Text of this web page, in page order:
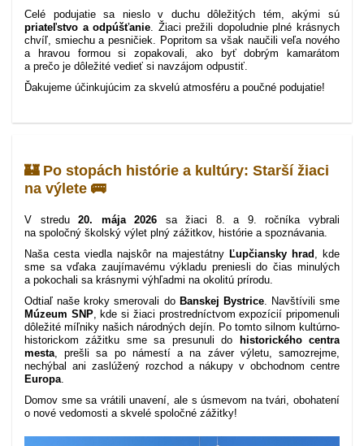
Celé podujatie sa nieslo v duchu dôležitých tém, akými sú
priateľstvo a odpúšťanie . Žiaci prežili dopoludnie plné krásnych
chvíľ, smiechu a pesničiek. Popritom sa však naučili veľa nového
a hravou formou si zopakovali, ako byť dobrým kamarátom
a prečo je dôležité vedieť si navzájom odpustiť.
Ďakujeme účinkujúcim za skvelú atmosféru a poučné podujatie!
🏰 Po stopách histórie a kultúry: Starší žiaci
na výlete 🚌
V stredu20. mája 2026 sa žiaci 8. a 9. ročníka vybrali
na spoločný školský výlet plný zážitkov, histórie a spoznávania.
Naša cesta viedla najskôr na majestátny Ľupčiansky hrad , kde
sme sa vďaka zaujímavému výkladu preniesli do čias minulých
a pokochali sa krásnymi výhľadmi na okolitú prírodu.
Odtiaľ naše kroky smerovali do Banskej Bystrice. Navštívili sme
Múzeum SNP, kde si žiaci prostredníctvom expozícií pripomenuli
dôležité míľniky našich národných dejín. Po tomto silnom kultúrno-
historickom zážitku sme sa presunuli do
historického centra
mesta, prešli sa po námestí a na záver výletu, samozrejme,
nechýbal ani zaslúžený rozchod a nákupy v obchodnom centre
Europa.
Domov sme sa vrátili unavení, ale s úsmevom na tvári, obohatení
o nové vedomosti a skvelé spoločné zážitky!